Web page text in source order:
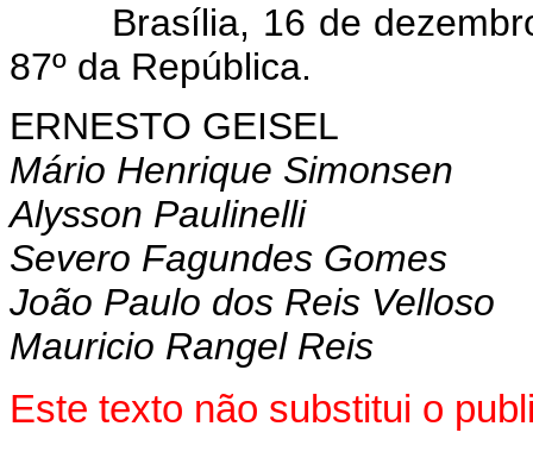
Brasília, 16 de dezembro
87º da República.
ERNESTO GEISEL
Mário Henrique Simonsen
Alysson Paulinelli
Severo Fagundes Gomes
João Paulo dos Reis Velloso
Mauricio Rangel Reis
Este texto não substitui o